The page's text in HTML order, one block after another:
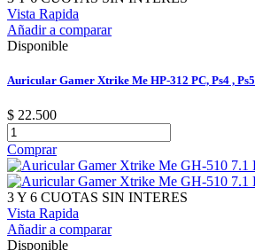
Vista Rapida
Añadir a comparar
Disponible
Auricular Gamer Xtrike Me HP-312 PC, Ps4 , Ps5
$ 22.500
Comprar
3 Y 6 CUOTAS SIN INTERES
Vista Rapida
Añadir a comparar
Disponible